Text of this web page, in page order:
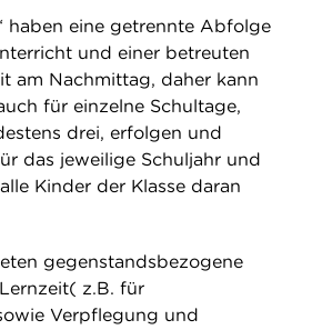
haben eine getrennte Abfolge
und einer betreuten
am Nachmittag, daher kann
für einzelne Schultage,
drei, erfolgen und
das jeweilige Schuljahr und
Kinder der Klasse daran
gegenstandsbezogene
z.B. für
Verpflegung und